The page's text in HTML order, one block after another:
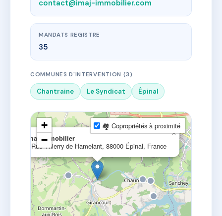
contact@imaj-immobilier.com
MANDATS REGISTRE
35
COMMUNES D'INTERVENTION (3)
Chantraine Le Syndicat Épinal
Imaj Immobilier
5 Rue Thierry de Hamelant, 88000 Épinal, France
×
+
−
🏘 Copropriétés à proximité